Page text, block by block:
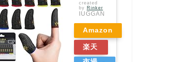
created
by Rinker
IUGGAN
Amazon
楽天